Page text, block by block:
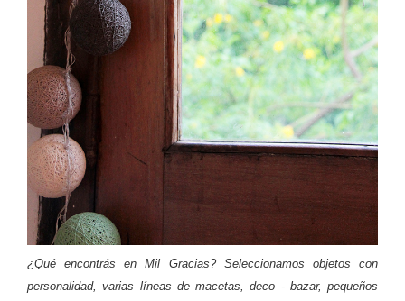
¿Qué encontrás en Mil Gracias? Seleccionamos objetos con
personalidad, varias líneas de macetas, deco - bazar, pequeños